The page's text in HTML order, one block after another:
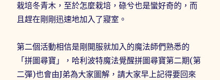
栽培冬青木，至於怎麼栽培，碌兮也是蠻好奇的，而
且趕在剛剛迅速地加入了寢室。
第二個活動相信是剛開服就加入的魔法師們熟悉的
「拼圖尋寶」，哈利波特魔法覺醒拼圖尋寶第二期(第
二彈)也會由J弟為大家圖解，請大家早上記得要回來